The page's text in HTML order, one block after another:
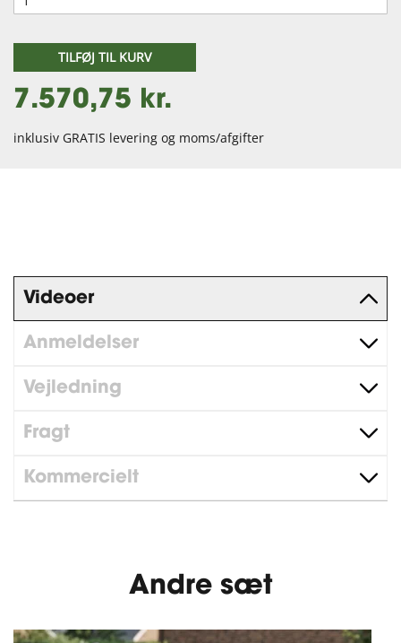
TILFØJ TIL KURV
7.570,75 kr.
inklusiv GRATIS levering og moms/afgifter
Videoer
Anmeldelser
Vejledning
Fragt
Kommercielt
Andre sæt